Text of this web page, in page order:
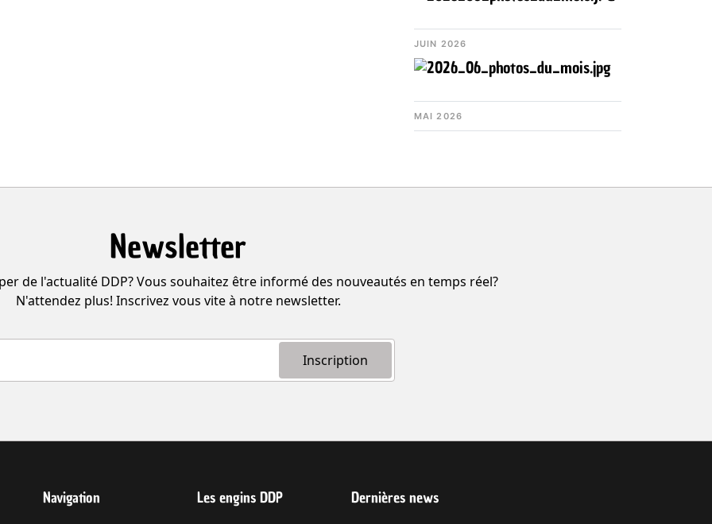
JUIN 2026
MAI 2026
Newsletter
de l'actualité DDP? Vous souhaitez être informé des nouveautés en temps réel?
N'attendez plus! Inscrivez vous vite à notre newsletter.
Navigation Les engins DDP Dernières news